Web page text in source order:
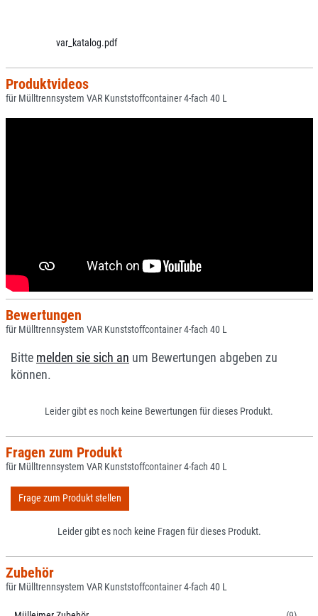
var_katalog.pdf
Produktvideos
für Mülltrennsystem VAR Kunststoffcontainer 4-fach 40 L
Bewertungen
für Mülltrennsystem VAR Kunststoffcontainer 4-fach 40 L
Bitte melden sie sich an um Bewertungen abgeben zu
können.
Leider gibt es noch keine Bewertungen für dieses Produkt.
Fragen zum Produkt
für Mülltrennsystem VAR Kunststoffcontainer 4-fach 40 L
Frage zum Produkt stellen
Leider gibt es noch keine Fragen für dieses Produkt.
Zubehör
für Mülltrennsystem VAR Kunststoffcontainer 4-fach 40 L